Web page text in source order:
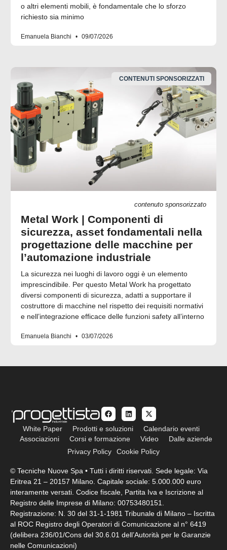
o altri elementi mobili, è fondamentale che lo sforzo
richiesto sia minimo
Emanuela Bianchi 09/07/2026
CONTENUTI SPONSORIZZATI
contenuto sponsorizzato
Metal Work | Componenti di
sicurezza, asset fondamentali nella
progettazione delle macchine per
l’automazione industriale
La sicurezza nei luoghi di lavoro oggi è un elemento
imprescindibile. Per questo Metal Work ha progettato
diversi componenti di sicurezza, adatti a supportare il
costruttore di macchine nel rispetto dei requisiti normativi
e nell’integrazione efficace delle funzioni safety all’interno
Emanuela Bianchi 03/07/2026
White Paper Prodotti e soluzioni
Calendario eventi
Associazioni
Corsi e formazione Video
Dalle aziende
Privacy Policy
Cookie Policy
© Tecniche Nuove Spa • Tutti i diritti riservati. Sede legale: Via
Eritrea 21 – 20157 Milano. Capitale sociale: 5.000.000 euro
interamente versati. Codice fiscale, Partita Iva e Iscrizione al
Registro delle Imprese di Milano: 00753480151.
Registrazione: N. 30 del 31-1-1981 Tribunale di Milano – Iscritta
al ROC Registro degli Operatori di Comunicazione al n° 6419
(delibera 236/01/Cons del 30.6.01 dell’Autorità per le Garanzie
nelle Comunicazioni)